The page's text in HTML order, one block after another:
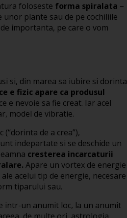
foloseste forma spiralata –
plante sau de pe cochiliile
importanta, pe care o vom
si, din marea sa iubire si dorinta
e fizic apare ca produsul
e nevoie sa fie creat. Iar acel
model de vibratie.
de a crea”),
indepartate si se deschide un
cresterea incarcaturii
Apare un vortex de energie
acelui tip de energie, necesare
tiparului sau.
intr-un anumit loc, la un anumit